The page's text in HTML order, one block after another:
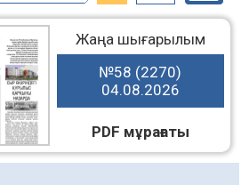
Жаңа шығарылым
№58 (2270)
04.08.2026
PDF мұрағаты